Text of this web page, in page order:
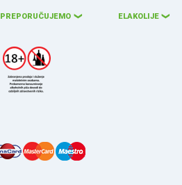
PREPORUČUJEMO ❮ ELAKOLIJE ❮